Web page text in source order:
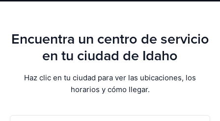
Encuentra un centro de servicio
en tu ciudad de Idaho
Haz clic en tu ciudad para ver las ubicaciones, los
horarios y cómo llegar.